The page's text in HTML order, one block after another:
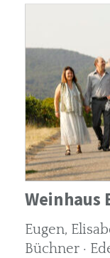
Weinhaus
Eugen,
Büchner ·